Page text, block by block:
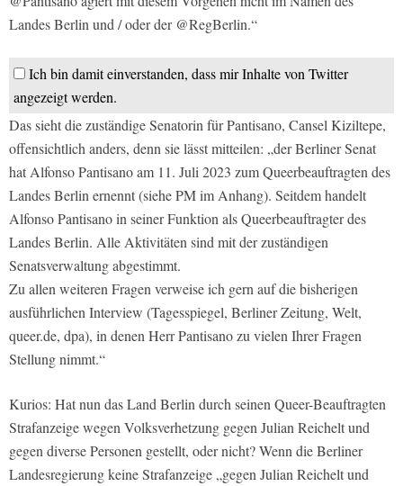
Landes Berlin und / oder der @RegBerlin.“
Ich bin damit einverstanden, dass mir Inhalte von Twitter
angezeigt werden.
Das sieht die zuständige Senatorin für Pantisano, Cansel Kiziltepe,
offensichtlich anders, denn sie lässt mitteilen: „der Berliner Senat
hat Alfonso Pantisano am 11. Juli 2023 zum Queerbeauftragten des
Landes Berlin ernennt (siehe PM im Anhang). Seitdem handelt
Alfonso Pantisano in seiner Funktion als Queerbeauftragter des
Landes Berlin. Alle Aktivitäten sind mit der zuständigen
Senatsverwaltung abgestimmt.
Zu allen weiteren Fragen verweise ich gern auf die bisherigen
ausführlichen Interview (Tagesspiegel, Berliner Zeitung, Welt,
queer.de, dpa), in denen Herr Pantisano zu vielen Ihrer Fragen
Stellung nimmt.“
Kurios: Hat nun das Land Berlin durch seinen Queer-Beauftragten
Strafanzeige wegen Volksverhetzung gegen Julian Reichelt und
gegen diverse Personen gestellt, oder nicht? Wenn die Berliner
Landesregierung keine Strafanzeige „gegen Julian Reichelt und